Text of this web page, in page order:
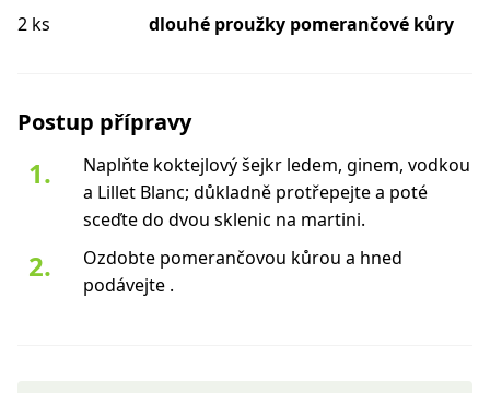
2 ks
dlouhé proužky pomerančové kůry
Postup přípravy
Naplňte koktejlový šejkr ledem, ginem, vodkou
a Lillet Blanc; důkladně protřepejte a poté
sceďte do dvou sklenic na martini.
Ozdobte pomerančovou kůrou a hned
podávejte .